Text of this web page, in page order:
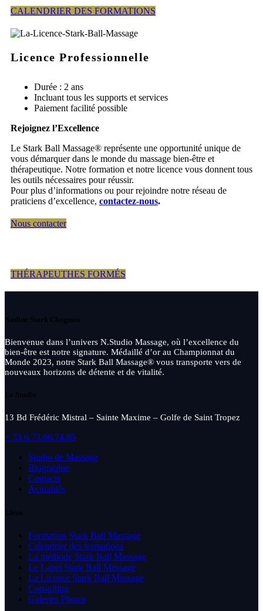
CALENDRIER DES FORMATIONS
Licence Professionnelle
Durée : 2 ans
Incluant tous les supports et services
Paiement facilité possible
Rejoignez l’Excellence
Le Stark Ball Massage® représente une opportunité unique de
vous démarquer dans le monde du massage bien-être et
thérapeutique. Notre formation et notre licence vous donnent tous
les outils nécessaires pour réussir.
Pour plus d’informations ou pour rejoindre notre réseau de
praticiens d’excellence, contactez-nous.
Nous contacter
THÉRAPEUTHES FORMÉS
Nadine Stark Chognon
Bienvenue dans l’univers N.Studio Massage, où l’excellence du
bien-être est notre signature. Médaillé d’or au Championnat du
Monde 2023, notre Stark Ball Massage® vous transporte vers de
nouveaux horizons de détente et de vitalité.
Le Studio
13 Bd Frédéric Mistral – Sainte Maxime – Golfe de Saint Tropez
+ 33 6.73.66.74.85
Studio de Massage
Biographie
Contacts
Actualités
Liens
Formation Stark Ball Massage
Calendrier des formations
La méthode Stark Ball Massage
Le Label Stark Ball Message
La Licence Stark Ball Massage
Consulting
Galeries Photos